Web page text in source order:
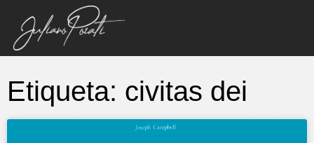
Etiqueta: civitas dei